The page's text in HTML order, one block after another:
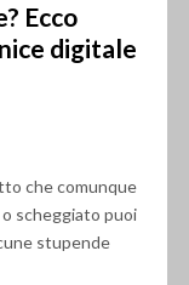
Ecco
digitale
che comunque
scheggiato puoi
stupende